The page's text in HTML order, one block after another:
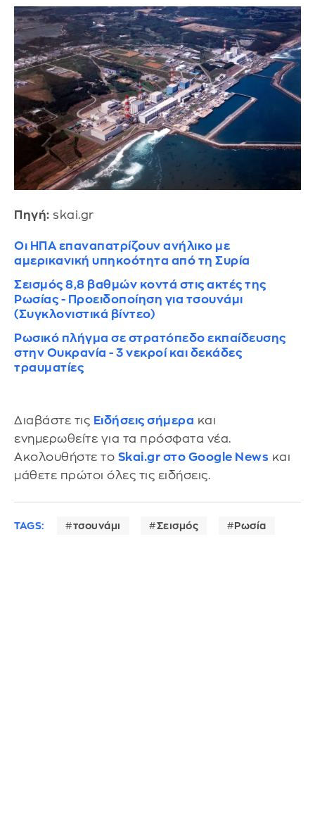
Πηγή: skai.gr
Οι ΗΠΑ επαναπατρίζουν ανήλικο με
αμερικανική υπηκοότητα από τη Συρία
Σεισμός 8,8 βαθμών κοντά στις ακτές της
Ρωσίας - Προειδοποίηση για τσουνάμι
(Συγκλονιστικά βίντεο)
Ρωσικό πλήγμα σε στρατόπεδο εκπαίδευσης
στην Ουκρανία - 3 νεκροί και δεκάδες
τραυματίες
Διαβάστε τις Ειδήσεις σήμερα και
ενημερωθείτε για τα πρόσφατα νέα.
Ακολουθήστε το Skai.gr στο Google News και
μάθετε πρώτοι όλες τις ειδήσεις.
TAGS: τσουνάμι Σεισμός Ρωσία